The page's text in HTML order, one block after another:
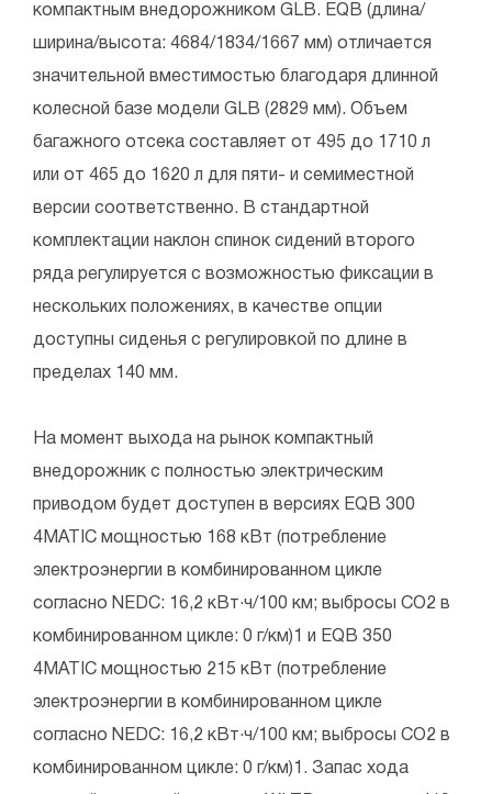
компактным внедорожником GLB. EQB (длина/
ширина/высота: 4684/1834/1667 мм) отличается
значительной вместимостью благодаря длинной
колесной базе модели GLB (2829 мм). Объем
багажного отсека составляет от 495 до 1710 л
или от 465 до 1620 л для пяти- и семиместной
версии соответственно. В стандартной
комплектации наклон спинок сидений второго
ряда регулируется с возможностью фиксации в
нескольких положениях, в качестве опции
доступны сиденья с регулировкой по длине в
пределах 140 мм.
На момент выхода на рынок компактный
внедорожник с полностью электрическим
приводом будет доступен в версиях EQB 300
4MATIC мощностью 168 кВт (потребление
электроэнергии в комбинированном цикле
согласно NEDC: 16,2 кВт·ч/100 км; выбросы CO2 в
комбинированном цикле: 0 г/км)​1 и EQB 350
4MATIC мощностью 215 кВт (потребление
электроэнергии в комбинированном цикле
согласно NEDC: 16,2 кВт·ч/100 км; выбросы CO2 в
комбинированном цикле: 0 г/км)1. Запас хода